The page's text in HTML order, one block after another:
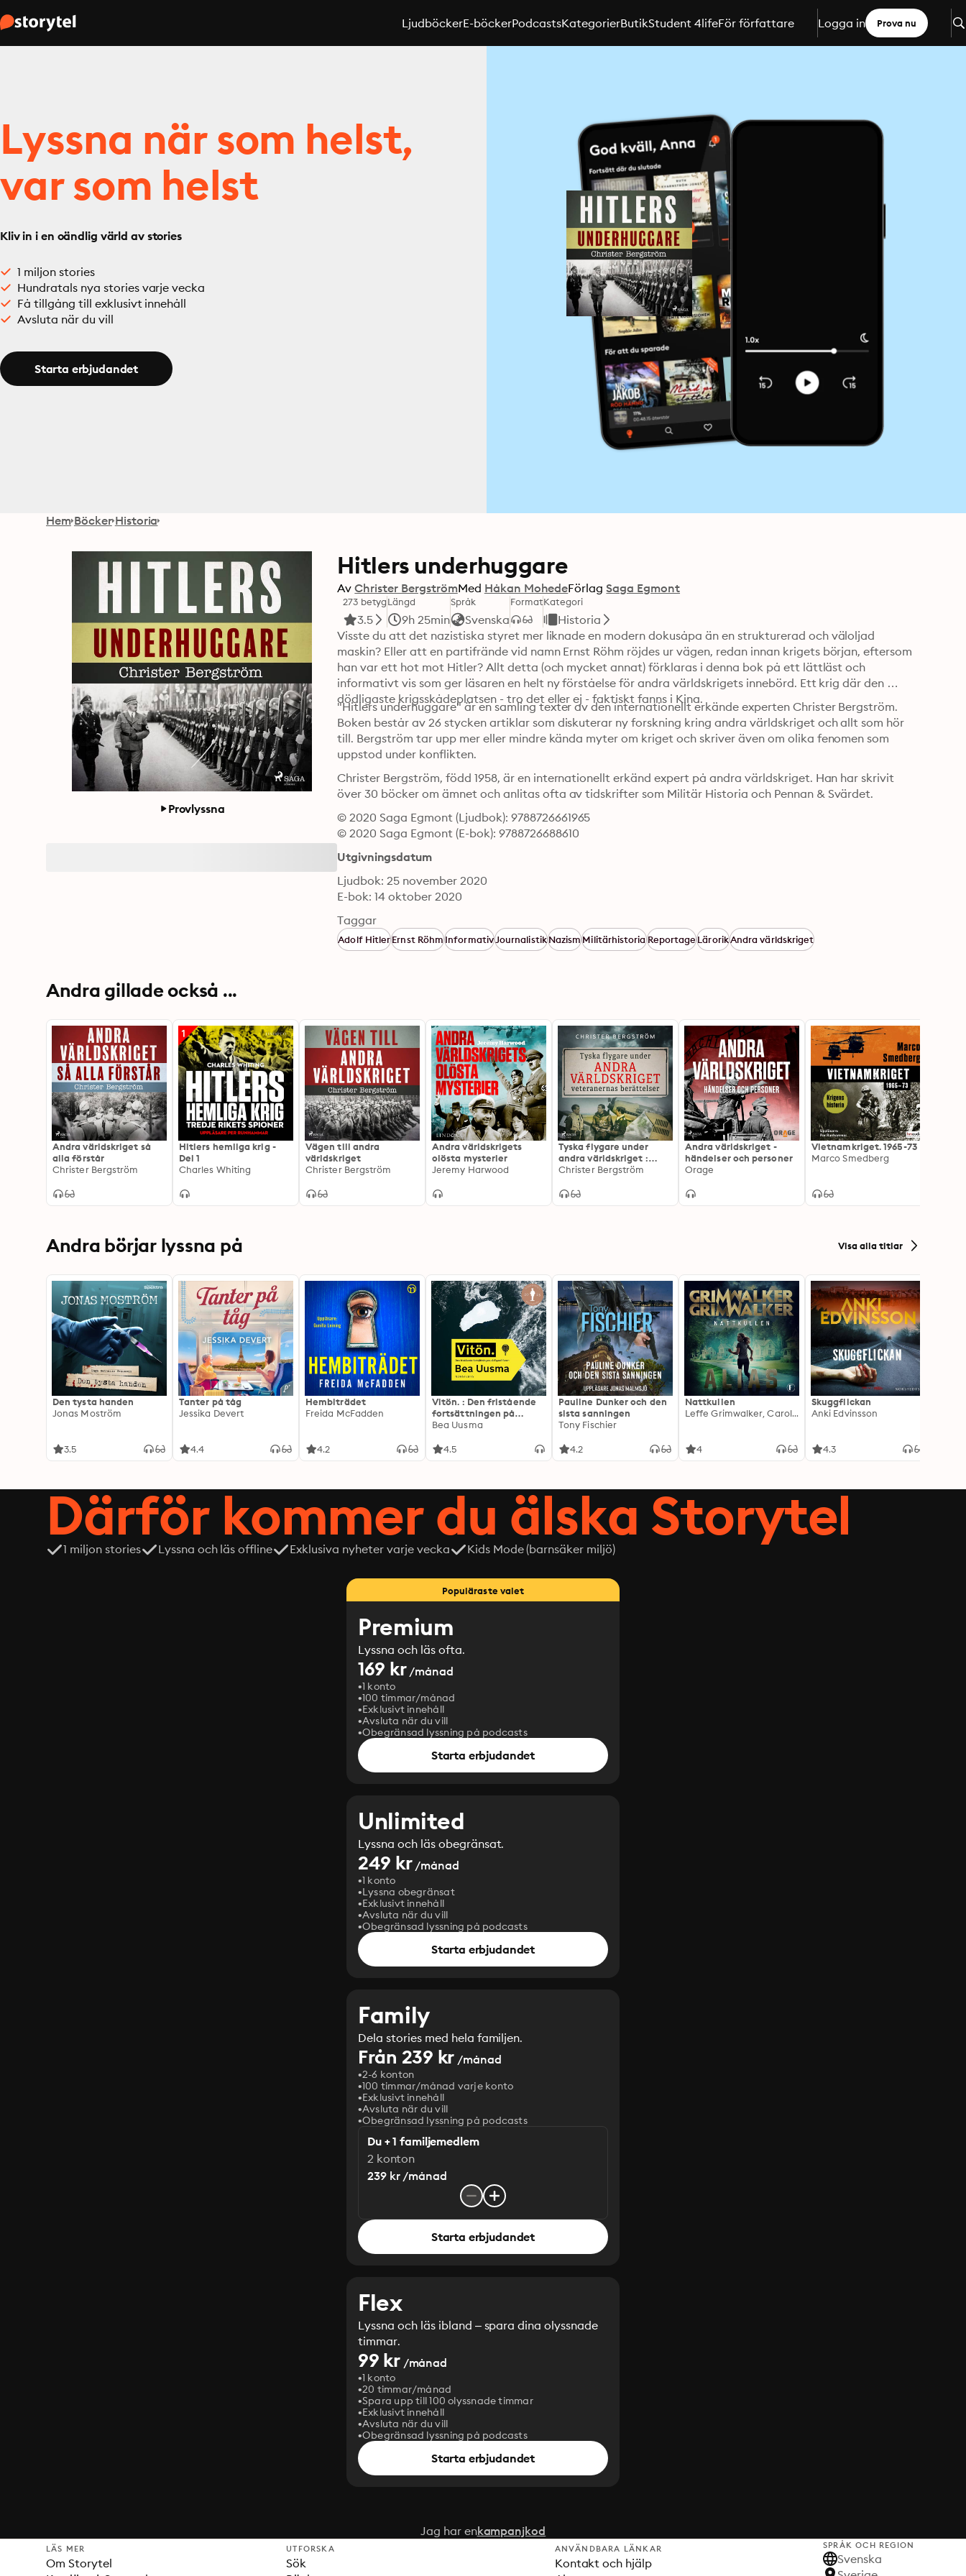
LjudböckerE-böckerPodcastsKategorierButikStudent 4lifeFör författare Logga in Prova nu
Lyssna när som helst,
var som helst
Kliv in i en oändlig värld av stories
1 miljon stories
Hundratals nya stories varje vecka
Få tillgång till exklusivt innehåll
Avsluta när du vill
Starta erbjudandet
Hem Böcker Historia
Provlyssna
Hitlers underhuggare
Av Christer BergströmMed Håkan MohedeFörlag Saga Egmont
273 betyg
3.5
Längd
9h 25min
Språk
Svenska
FormatKategori
Historia
Visste du att det nazistiska styret mer liknade en modern dokusåpa än en strukturerad och väloljad
maskin? Eller att en partifrände vid namn Ernst Röhm röjdes ur vägen, redan innan krigets början, eftersom
han var ett hot mot Hitler? Allt detta (och mycket annat) förklaras i denna bok på ett lättläst och
informativt vis som ger läsaren en helt ny förståelse för andra världskrigets innebörd. Ett krig där den
dödligaste krigsskådeplatsen - tro det eller ej - faktiskt fanns i Kina.
"Hitlers underhuggare" är en samling texter av den internationellt erkände experten Christer Bergström.
Boken består av 26 stycken artiklar som diskuterar ny forskning kring andra världskriget och allt som hör
till. Bergström tar upp mer eller mindre kända myter om kriget och skriver även om olika fenomen som
Christer Bergström, född 1958, är en internationellt erkänd expert på andra världskriget. Han har skrivit
över 30 böcker om ämnet och anlitas ofta av tidskrifter som Militär Historia och Pennan & Svärdet.
© 2020 Saga Egmont (Ljudbok): 9788726661965
© 2020 Saga Egmont (E-bok): 9788726688610
Utgivningsdatum
Ljudbok: 25 november 2020
E-bok: 14 oktober 2020
Taggar
Adolf HitlerErnst RöhmInformativJournalistikNazismMilitärhistoriaReportageLärorikAndra världskriget
Andra gillade också ...
Andra världskriget så
alla förstår
Christer Bergström
Hitlers hemliga krig -
Del 1
Charles Whiting
Vägen till andra
världskriget
Christer Bergström
Andra världskrigets
olösta mysterier
Jeremy Harwood
Tyska flygare under
andra världskriget :
veteranernas
Christer Bergström
Andra världskriget -
händelser och personer
Orage
Vietnamkriget. 1965-73
Marco Smedberg
Andra börjar lyssna på Visa alla titlar
Den tysta handen
Jonas Moström
3.5
Tanter på tåg
Jessika Devert
4.4
Hembiträdet
Freida McFadden
4.2
Vitön. : Den fristående
fortsättningen på
Expeditionen
Bea Uusma
4.5
Pauline Dunker och den
sista sanningen
Tony Fischier
4.2
Nattkullen
Leffe Grimwalker, Caroline Grimwalker
4
Skuggflickan
Anki Edvinsson
4.3
Därför kommer du älska Storytel
1 miljon stories Lyssna och läs offline Exklusiva nyheter varje vecka Kids Mode (barnsäker miljö)
Populäraste valet
Premium
Lyssna och läs ofta.
169 kr/månad
1 konto
100 timmar/månad
Exklusivt innehåll
Avsluta när du vill
Obegränsad lyssning på podcasts
Starta erbjudandet
Unlimited
Lyssna och läs obegränsat.
249 kr/månad
1 konto
Lyssna obegränsat
Exklusivt innehåll
Avsluta när du vill
Obegränsad lyssning på podcasts
Starta erbjudandet
Family
Dela stories med hela familjen.
Från 239 kr /månad
2-6 konton
100 timmar/månad varje konto
Exklusivt innehåll
Avsluta när du vill
Obegränsad lyssning på podcasts
Du + 1 familjemedlem
2 konton
239 kr /månad
Starta erbjudandet
Flex
Lyssna och läs ibland – spara dina olyssnade
timmar.
99 kr/månad
1 konto
20 timmar/månad
Spara upp till 100 olyssnade timmar
Exklusivt innehåll
Avsluta när du vill
Obegränsad lyssning på podcasts
Starta erbjudandet
Jag har enkampanjkod
LÄS MER
Om Storytel
UTFORSKA
Sök
ANVÄNDBARA LÄNKAR
Kontakt och hjälp
SPRÅK OCH REGION
Svenska